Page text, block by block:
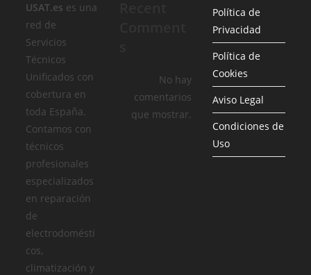
USAT.es es una
red de
Servicios
Técnicos
Unificados con
cobertura en
toda España.
Contamos con
técnicos
profesionales
especializados
en reparación
de
electrodomésti
cos,
climatización y
No hay
comentarios
que mostrar.
Política de
Privacidad
Política de
Cookies
Aviso Legal
Condiciones de
Uso